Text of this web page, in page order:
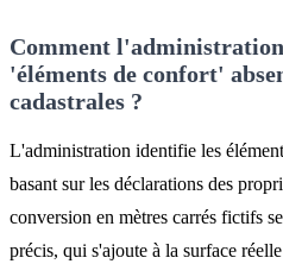
Comment
'éléments de confort'
cadastrales ?
L'administration identifie les
basant sur les déclarations des
conversion en mètres carrés fictifs
précis, qui s'ajoute à la surface